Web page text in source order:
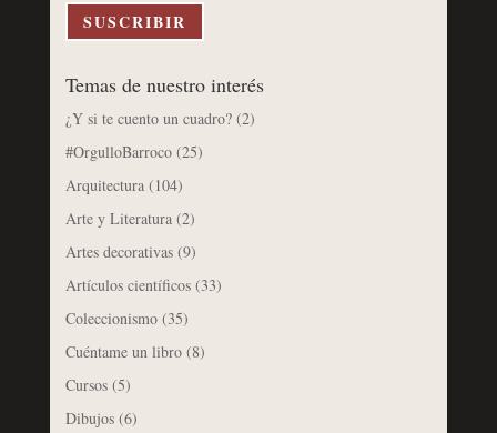
electrónico
SUSCRIBIR
Temas de nuestro interés
¿Y si te cuento un cuadro?(2)
#OrgulloBarroco(25)
Arquitectura(104)
Arte y Literatura(2)
Artes decorativas(9)
Artículos científicos(33)
Coleccionismo(35)
Cuéntame un libro(8)
Cursos(5)
Dibujos(6)